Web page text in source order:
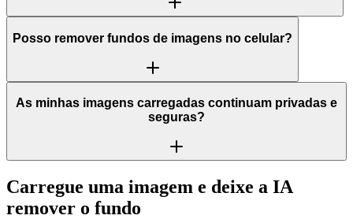
Posso remover fundos de imagens no celular?
As minhas imagens carregadas continuam privadas e
seguras?
Carregue uma imagem e deixe a IA
remover o fundo